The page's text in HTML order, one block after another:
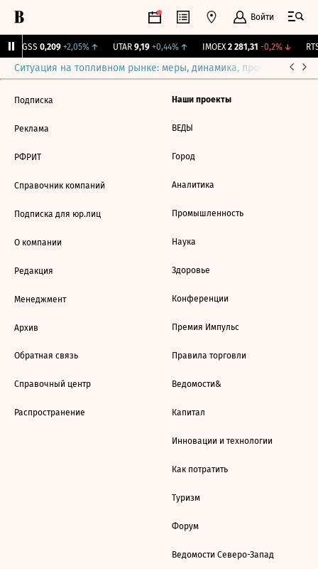
Войти
RGSS 0,209 +2,05%↑ UTAR 9,19 +0,44%↑ IMOEX 2 281,31 -0,2%↓
Ситуация на топливном рынке: меры, динамика, прогнозы
Подписка
Реклама
РФРИТ
Справочник компаний
Подписка для юр.лиц
О компании
Редакция
Менеджмент
Архив
Обратная связь
Справочный центр
Распространение
Наши проекты
ВЕДЫ
Город
Аналитика
Промышленность
Наука
Здоровье
Конференции
Премия Импульс
Правила торговли
Ведомости&
Капитал
Инновации и технологии
Как потратить
Туризм
Форум
Ведомости Северо-Запад